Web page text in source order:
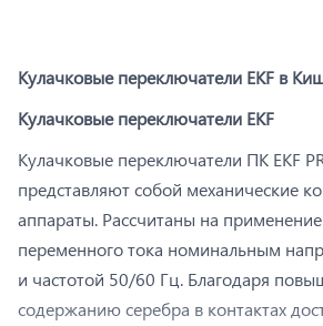
Кулачковые переключатели EKF в
Кулачковые переключатели EKF
Кулачковые переключатели ПК EKF
представляют собой механические
аппараты. Рассчитаны на
переменного тока номинальным
и частотой 50/60 Гц. Благодаря
содержанию серебра в контактах